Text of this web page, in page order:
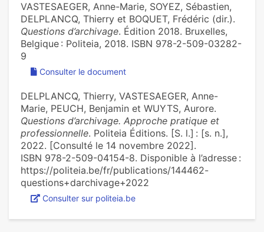
VASTESAEGER, Anne-Marie, SOYEZ, Sébastien,
DELPLANCQ, Thierry et BOQUET, Frédéric (dir.).
Questions d’archivage. Édition 2018. Bruxelles,
Belgique : Politeia, 2018. ISBN 978-2-509-03282-
9
Consulter le document
DELPLANCQ, Thierry, VASTESAEGER, Anne-
Marie, PEUCH, Benjamin et WUYTS, Aurore.
Questions d’archivage. Approche pratique et
professionnelle. Politeia Éditions. [S. l.] : [s. n.],
2022. [Consulté le 14 novembre 2022].
ISBN 978-2-509-04154-8. Disponible à l’adresse :
https://politeia.be/fr/publications/144462-
questions+darchivage+2022
Consulter sur politeia.be